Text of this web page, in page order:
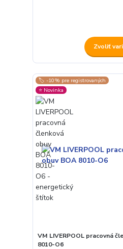
Zvoliť
🏷️ -10% pre registrovaných
⭐️ Novinka
VM LIVERPOOL pracovná
8010-O6